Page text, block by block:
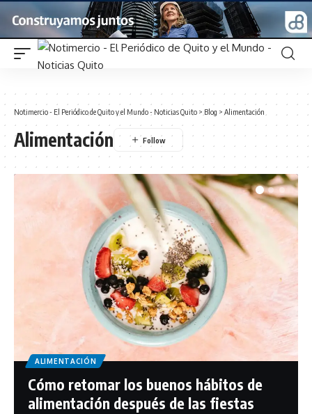
Notimercio - El Periódico de Quito y el Mundo - Noticias Quito > Blog > Alimentación
Alimentación
ALIMENTACIÓN
Cómo retomar los buenos hábitos de
alimentación después de las fiestas